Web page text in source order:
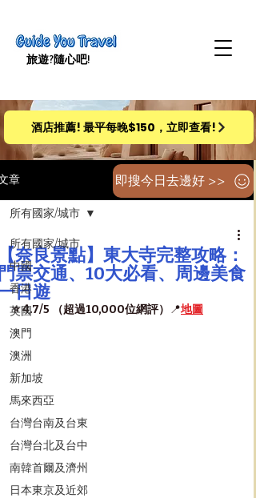
旅遊​?隨心吧!
酒店推薦! 最平每晚$150，立即查看!
章
所有國家/城市
中國
香港
英國
澳門
澳洲
新加坡
馬來西亞
台灣台南及台東
台灣台北及台中
南韓首爾及濟州
日本東京及近郊
所有國家/城市
奈良景點】東大寺完整攻略：
票交通、10大必看、周邊美食
日遊
⭐️ 4.7/5 （超過10,000位網評） 📍地圖
即搜今日去邊好 >>